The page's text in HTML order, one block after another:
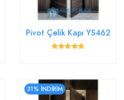
Pivot Çelik Kapı YS462
31% İNDİRİM